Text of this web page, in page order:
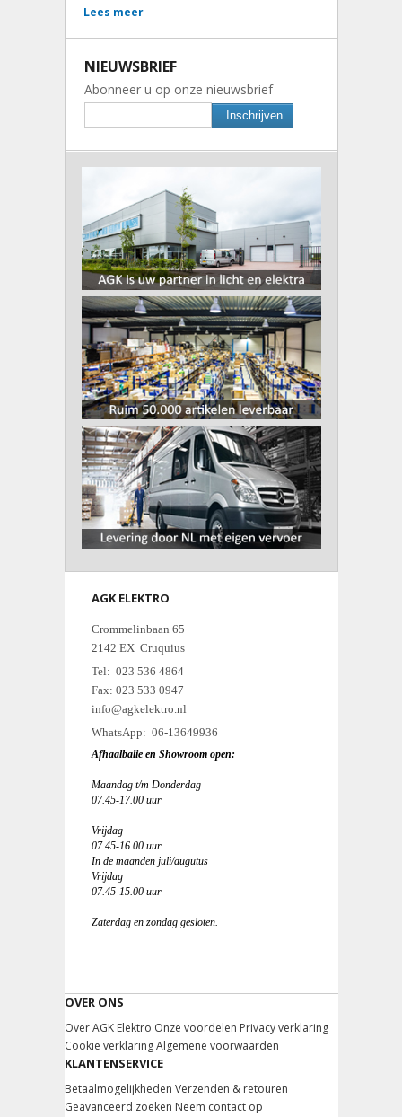
Lees meer
NIEUWSBRIEF
Abonneer u op onze nieuwsbrief
Inschrijven
AGK ELEKTRO
Crommelinbaan 65
2142 EX Cruquius
Tel: 023 536 4864
Fax: 023 533 0947
info@agkelektro.nl
WhatsApp: 06-13649936
Afhaalbalie en Showroom open:
Maandag t/m Donderdag
07.45-17.00 uur
Vrijdag
07.45-16.00 uur
In de maanden juli/augutus
Vrijdag
07.45-15.00 uur
Zaterdag en zondag gesloten.
OVER ONS
Over AGK Elektro Onze voordelen Privacy verklaring
Cookie verklaring Algemene voorwaarden
KLANTENSERVICE
Betaalmogelijkheden Verzenden & retouren
Geavanceerd zoeken Neem contact op